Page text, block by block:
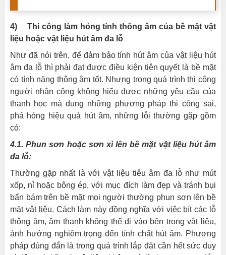
4) Thi công làm hỏng tính thông âm của bề mặt vật
liệu hoặc vật liệu hút âm đa lỗ
Như đã nói trên, để đảm bảo tính hút âm của vật liệu hút
âm đa lỗ thì phải đạt được điều kiện tiên quyết là bề mặt
có tính năng thông âm tốt. Nhưng trong quá trình thi công
người nhân công không hiểu được những yêu cầu của
thanh học mà dung những phương pháp thi công sai,
phá hỏng hiệu quả hút âm, những lỗi thường gặp gồm
có:
4.1. Phun sơn hoặc sơn xì lên bề mặt vật liệu hút âm
đa lỗ:
Thường gặp nhất là với vật liệu tiêu âm đa lỗ như mút
xốp, nỉ hoặc bông ép, với mục đích làm đẹp và tránh bụi
bẩn bám trên bề mặt mọi người thường phun sơn lên bề
mặt vật liệu. Cách làm này đồng nghĩa với việc bít các lỗ
thông âm, âm thanh không thể đi vào bên trong vật liệu,
ảnh hưởng nghiêm trọng đến tính chất hút âm. Phương
pháp đúng đắn là trong quá trình lắp đặt cần hết sức duy